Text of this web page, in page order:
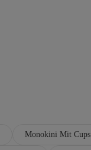
Monokini Mit Cups